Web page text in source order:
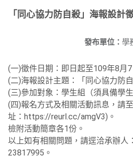
「同心協力防自殺」海報設計
發布單位： 學
(一)徵件日期：即日起至109年8月
(二)海報設計主題：「同心協力防
(三)參加對象：學生組（須具備學
(四)報名方式及相關活動訊息，請
址：https://reurl.cc/amgV3)。
檢附活動簡章各1份。
以上如有相關問題，請逕洽承辦人
23817995。